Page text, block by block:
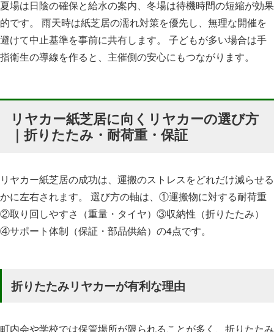
夏場は日陰の確保と給水の案内、冬場は待機時間の短縮が効果
的です。 雨天時は紙芝居の濡れ対策を優先し、無理な開催を
避けて中止基準を事前に共有します。 子どもが多い場合は手
指衛生の導線を作ると、主催側の安心にもつながります。
リヤカー紙芝居に向くリヤカーの選び方
｜折りたたみ・耐荷重・保証
リヤカー紙芝居の成功は、運搬のストレスをどれだけ減らせる
かに左右されます。 選び方の軸は、①運搬物に対する耐荷重
②取り回しやすさ（重量・タイヤ）③収納性（折りたたみ）
④サポート体制（保証・部品供給）の4点です。
折りたたみリヤカーが有利な理由
町内会や学校では保管場所が限られることが多く、折りたたみ